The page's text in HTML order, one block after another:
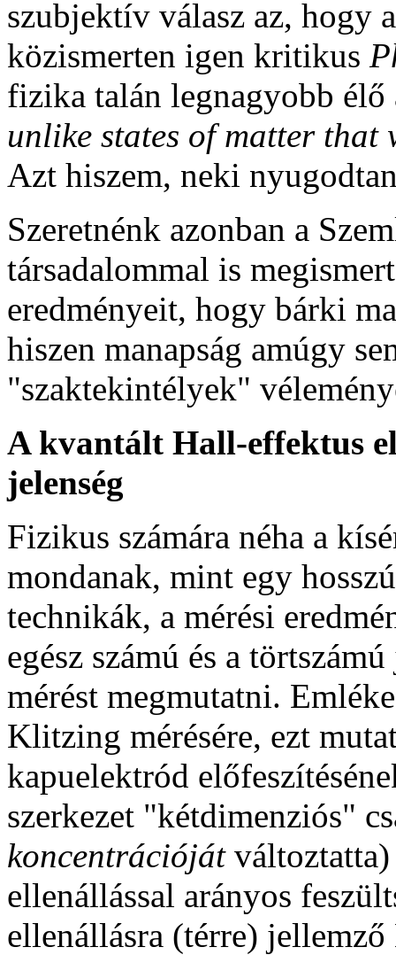
szubjektív válasz az, hogy
közismerten igen kritikus
fizika talán legnagyobb
unlike states of matter that
Azt hiszem, neki
Szeretnénk azonban a
társadalommal is
eredményeit, hogy bárki
hiszen manapság amúgy
"szaktekintélyek"
A kvantált Hall-effektus
jelenség
Fizikus számára néha a
mondanak, mint egy
technikák, a mérési
egész számú és a
mérést megmutatni.
Klitzing mérésére, ezt
kapuelektród
szerkezet "kétdimenziós"
koncentrációját
ellenállással arányos
ellenállásra (térre)